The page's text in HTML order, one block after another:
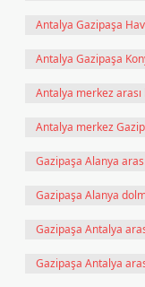
Antalya Gazipaşa
Antalya Gazipaşa
Antalya merkez
Antalya merkez
Gazipaşa Alanya
Gazipaşa Alanya
Gazipaşa Antalya
Gazipaşa Antalya